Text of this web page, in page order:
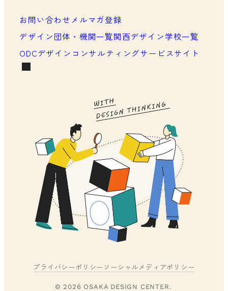
お問い合わせメルマガ登録
デザイン団体・機関一覧関西デザイン学校一覧
ODCデザインコンサルティングサービスサイト
プライバシーポリシー ソーシャルメディアポリシー
© 2026 OSAKA DESIGN CENTER.